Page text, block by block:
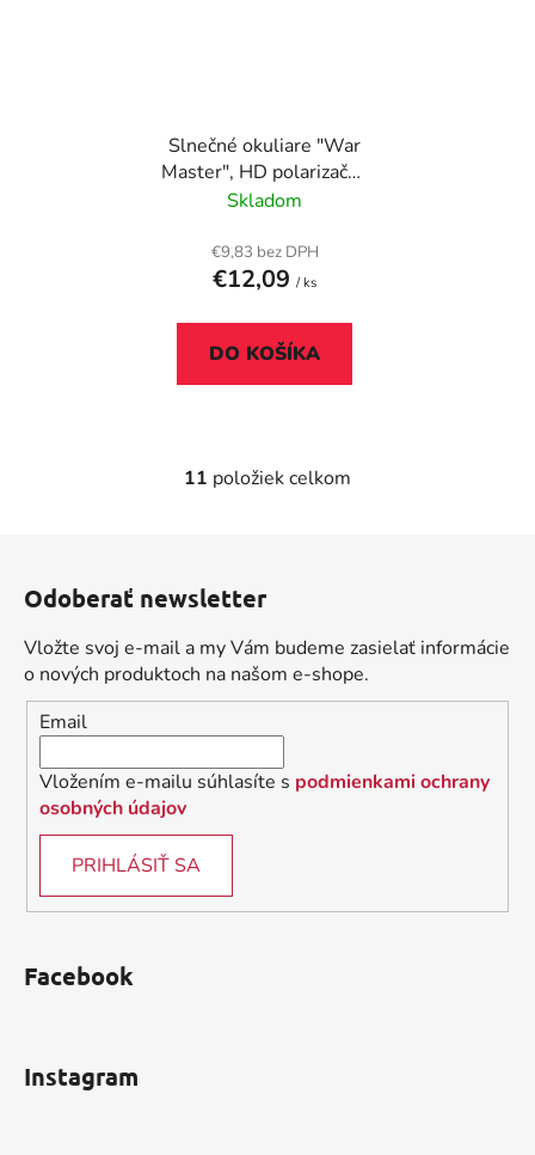
Slnečné okuliare "War
Master", HD polarizačné
sklíčka, AVATAR,
Skladom
€9,83 bez DPH
€12,09 / ks
DO KOŠÍKA
O
d
c
i
e
p
v
p
11 položiek celkom
Odoberať newsletter
Vložte svoj e-mail a my Vám budeme zasielať informácie
o nových produktoch na našom e-shope.
Email
Vložením e-mailu súhlasíte s podmienkami ochrany
osobných údajov
PRIHLÁSIŤ SA
Facebook
Instagram